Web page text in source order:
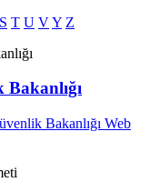
S T U VY Z
Bakanlığı
Bakanlığı Web